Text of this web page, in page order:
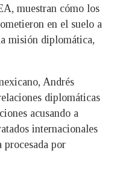
muestran cómo los
en el suelo a
misión diplomática,
Andrés
diplomáticas
acusando a
internacionales
procesada por